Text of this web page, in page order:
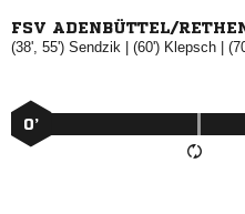
FSV ADENBÜTTEL/
(38', 55')  | (60')  |
0’